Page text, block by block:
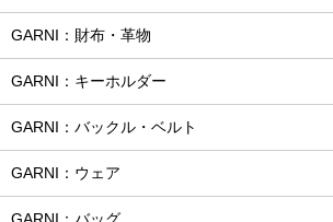
GARNI：財布・革物
GARNI：キーホルダー
GARNI：バックル・ベルト
GARNI：ウェア